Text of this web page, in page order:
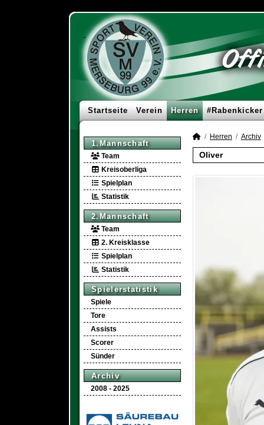
Startseite Verein Herren #Rabenkicker
1.Mannschaft
Team
Kreisoberliga
Spielplan
Statistik
2.Mannschaft
Team
2. Kreisklasse
Spielplan
Statistik
Spielerstatistik
Spiele
Tore
Assists
Scorer
Sünder
Archiv
2008 - 2025
Herren Archiv
Oliver